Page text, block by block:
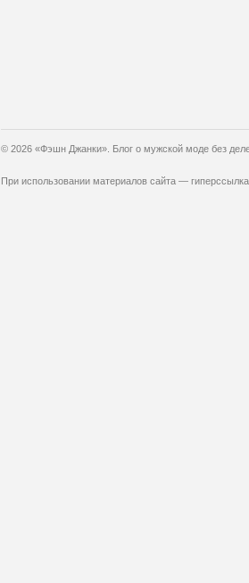
© 2026 «Фэшн Джанки». Блог о мужской моде без
При использовании материалов сайта —